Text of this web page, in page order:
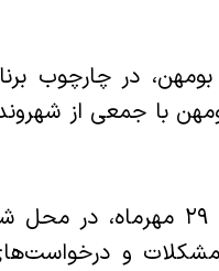
در چارچوب
با جمعی از
این ملاقات مردمی از ساعت ۸ تا ۱۰ صبح روز سه شنبه ۲۹
مشکلات و